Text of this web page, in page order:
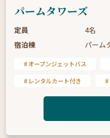
パームタワーズ
定員
4名
宿泊棟
パーム
オープンジェットバス
レンタルカート付き